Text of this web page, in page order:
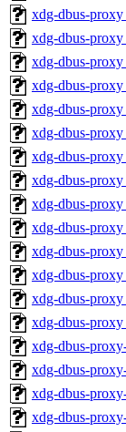
xdg-dbus-
xdg-dbus-
xdg-dbus-
xdg-dbus-
xdg-dbus-
xdg-dbus-
xdg-dbus-
xdg-dbus-
xdg-dbus-
xdg-dbus-
xdg-dbus-
xdg-dbus-
xdg-dbus-
xdg-dbus-
xdg-dbus-
xdg-dbus-
xdg-dbus-
xdg-dbus-